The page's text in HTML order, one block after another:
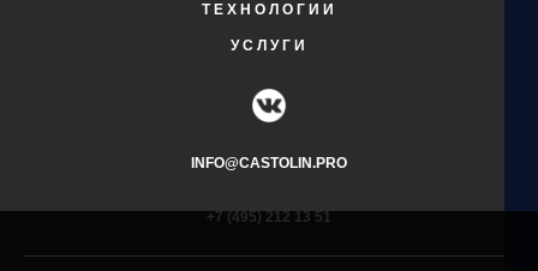
ТЕХНОЛОГИИ
УСЛУГИ
INFO@CASTOLIN.PRO
+7 (495) 212 13 51​